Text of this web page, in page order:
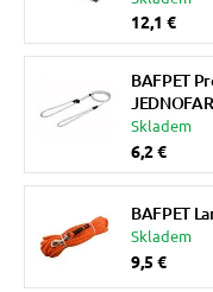
12,1 €
BAFPET
Skladem
6,2 €
BAFPET
Skladem
9,5 €